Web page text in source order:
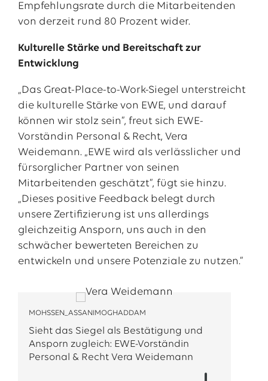
Empfehlungsrate durch die Mitarbeitenden
von derzeit rund 80 Prozent wider.
Kulturelle Stärke und Bereitschaft zur
Entwicklung
„Das Great-Place-to-Work-Siegel unterstreicht
die kulturelle Stärke von EWE, und darauf
können wir stolz sein”, freut sich EWE-
Vorständin Personal & Recht, Vera
Weidemann. „EWE wird als verlässlicher und
fürsorglicher Partner von seinen
Mitarbeitenden geschätzt”, fügt sie hinzu.
„Dieses positive Feedback belegt durch
unsere Zertifizierung ist uns allerdings
gleichzeitig Ansporn, uns auch in den
schwächer bewerteten Bereichen zu
entwickeln und unsere Potenziale zu nutzen.”
MOHSSEN_ASSANIMOGHADDAM
Sieht das Siegel als Bestätigung und
Ansporn zugleich: EWE-Vorständin
Personal & Recht Vera Weidemann